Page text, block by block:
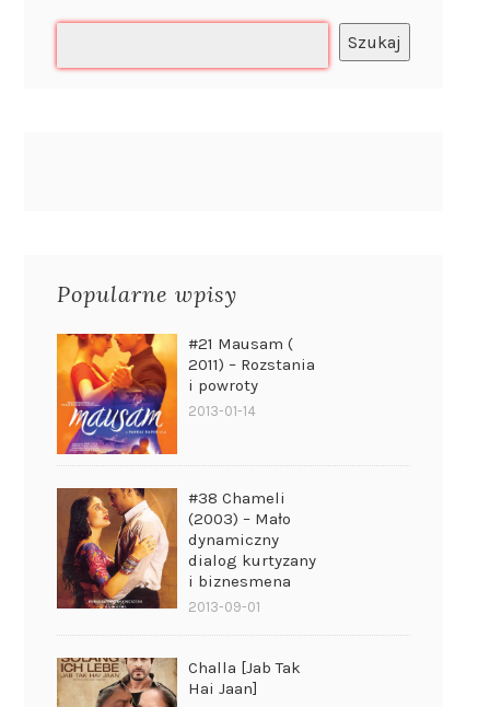
Szukaj
Popularne wpisy
#21 Mausam (
2011) – Rozstania
i powroty
2013-01-14
#38 Chameli
(2003) – Mało
dynamiczny
dialog kurtyzany
i biznesmena
2013-09-01
Challa [Jab Tak
Hai Jaan]